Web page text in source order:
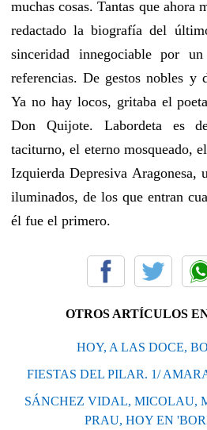
muchas cosas. Tantas que ahora
redactado la biografía del
sinceridad innegociable por
referencias. De gestos nobles y
Ya no hay locos, gritaba el
Don Quijote. Labordeta es
taciturno, el eterno mosqueado,
Izquierda Depresiva Aragonesa,
iluminados, de los que entran
él fue el primero.
OTROS ARTÍCULOS
HOY, A LAS DOCE,
FIESTAS DEL PILAR. 1/
SÁNCHEZ VIDAL, MICOLAU,
PRAU, HOY EN